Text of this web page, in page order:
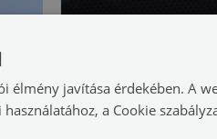
élmény javítása érdekében. A
a Cookie